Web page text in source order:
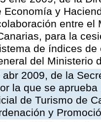
Economía y
entre
para la
de índices
del Ministerio
2009, de la
la que se
de Turismo de
y